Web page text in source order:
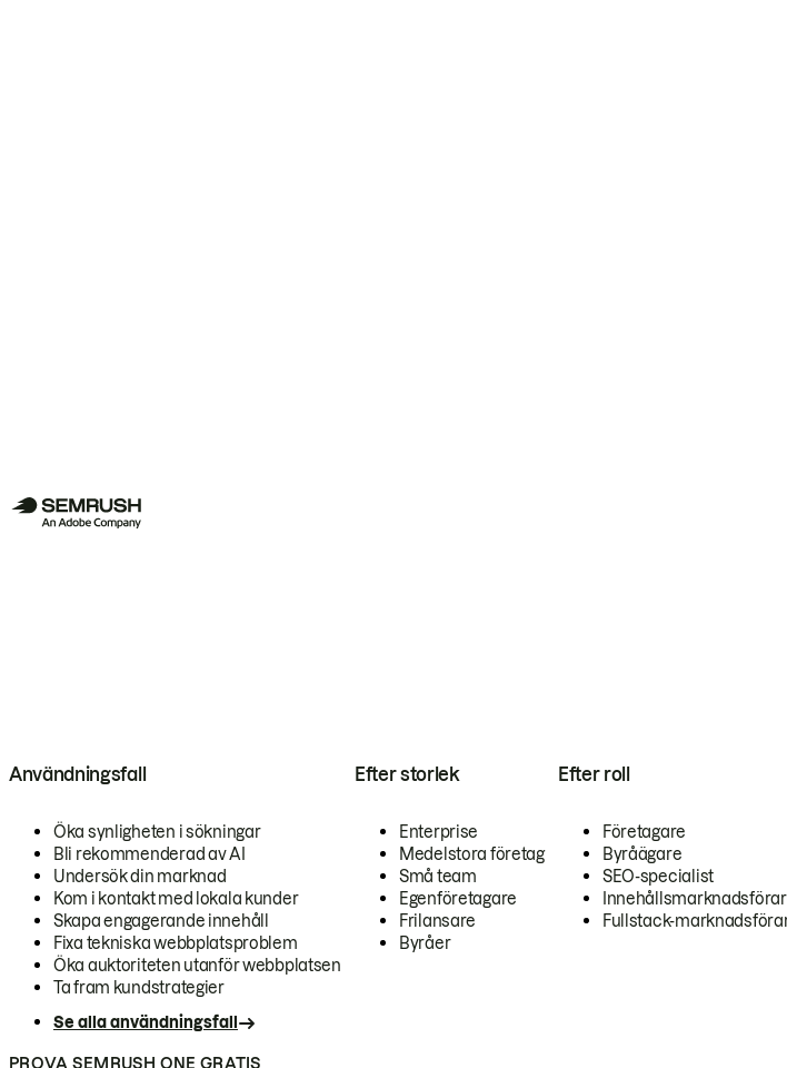
Användningsfall
Öka synligheten i sökningar
Bli rekommenderad av AI
Undersök din marknad
Kom i kontakt med lokala kunder
Skapa engagerande innehåll
Fixa tekniska webbplatsproblem
Öka auktoriteten utanför webbplatsen
Ta fram kundstrategier
Se alla användningsfall
Efter storlek
Enterprise
Medelstora företag
Små team
Egenföretagare
Frilansare
Byråer
Efter roll
Företagare
Byråägare
SEO-specialist
Fullstack-
PROVA SEMRUSH ONE GRATIS